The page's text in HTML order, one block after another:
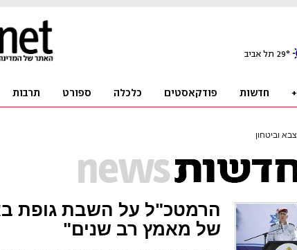
צבא וביטחון
הרמטכ"ל על השבת גופת
של מאמץ רב שנים"